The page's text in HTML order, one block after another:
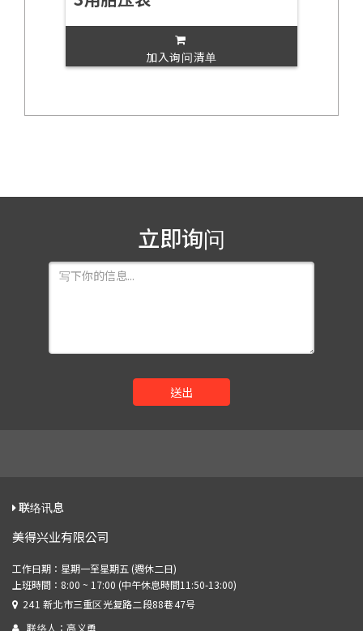
加入询问清单
立即询问
送出
联络讯息
美得兴业有限公司
241 新北市三重区光复路二段88巷47号
联络人：高义勇